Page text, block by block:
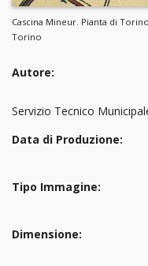
Cascina Mineur. Pianta di
Torino
Autore:
Servizio Tecnico
Data di Produzione:
Tipo Immagine:
Dimensione: